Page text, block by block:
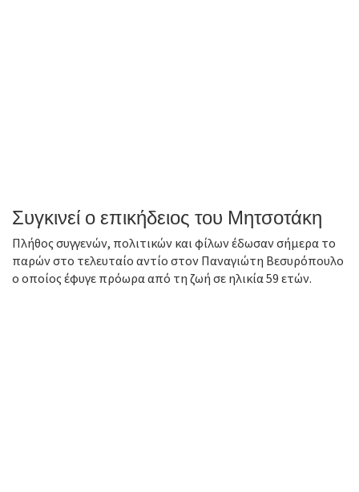
Συγκινεί ο επικήδειος του Μητσοτάκη
Πλήθος συγγενών, πολιτικών και φίλων έδωσαν σήμερα το
παρών στο τελευταίο αντίο στον Παναγιώτη Βεσυρόπουλο
ο οποίος έφυγε πρόωρα από τη ζωή σε ηλικία 59 ετών.